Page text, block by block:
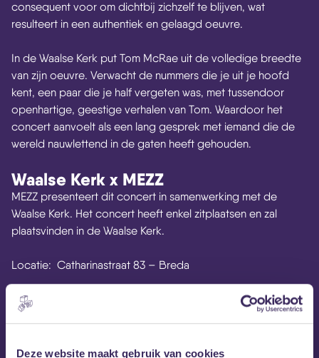
Deze website maakt gebruik van cookies
consequent voor om dichtbij zichzelf te blijven, wat
resulteert in een authentiek en gelaagd oeuvre.
In de Waalse Kerk put Tom McRae uit de volledige breedte
van zijn oeuvre. Verwacht de nummers die je uit je hoofd
kent, een paar die je half vergeten was, met tussendoor
openhartige, geestige verhalen van Tom. Waardoor het
concert aanvoelt als een lang gesprek met iemand die de
wereld nauwlettend in de gaten heeft gehouden.
Waalse Kerk x MEZZ
MEZZ presenteert dit concert in samenwerking met de
Waalse Kerk. Het concert heeft enkel zitplaatsen en zal
plaatsvinden in de Waalse Kerk.
Locatie: Catharinastraat 83 – Breda
Website Tom McRae
Tom McRae op Facebook